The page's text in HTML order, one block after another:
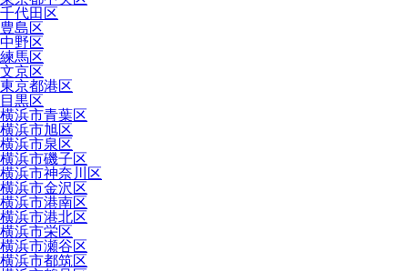
千代田区
豊島区
中野区
練馬区
文京区
東京都港区
目黒区
横浜市青葉区
横浜市旭区
横浜市泉区
横浜市磯子区
横浜市神奈川区
横浜市金沢区
横浜市港南区
横浜市港北区
横浜市栄区
横浜市瀬谷区
横浜市都筑区